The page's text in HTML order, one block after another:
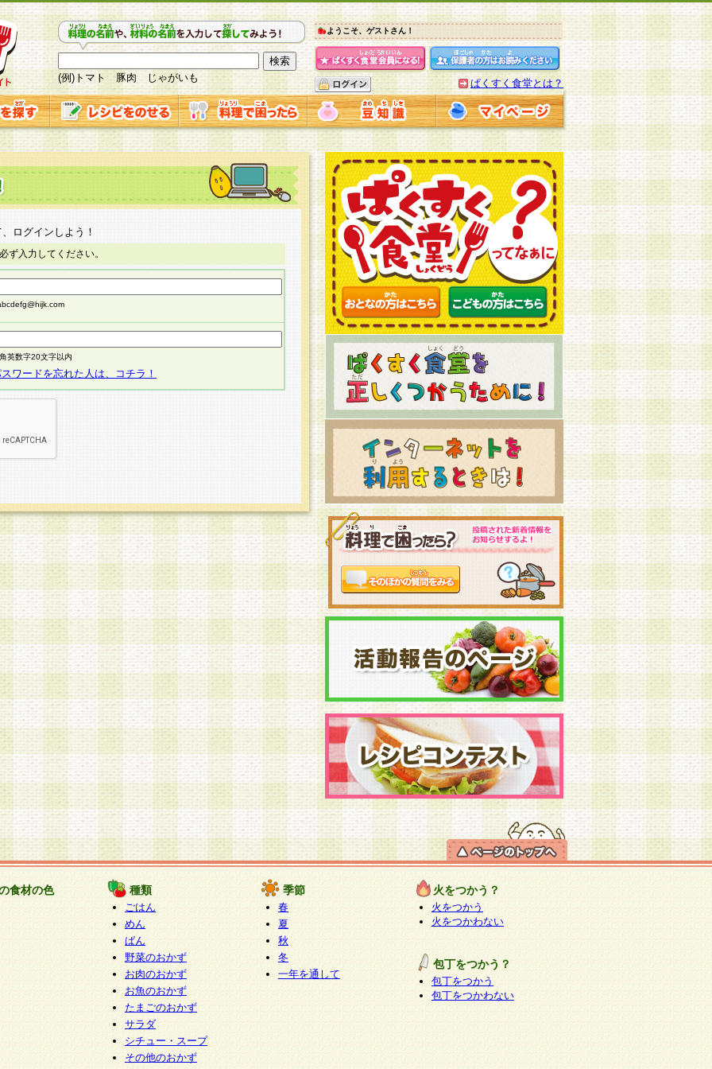
(例)トマト 豚肉 じゃがいも
ようこそ、ゲストさん！
ぱくすく食堂とは？
ログインしよう！
ず入力してください。
英数字20文字以内
ワードを忘れた人は、コチラ！
食材の色 種類
ごはん
めん
ぱん
野菜のおかず
お肉のおかず
お魚のおかず
たまごのおかず
サラダ
シチュー・スープ
その他のおかず
季節
春
夏
秋
冬
一年を通して
火をつかう？
火をつかう
火をつかわない
包丁をつかう？
包丁をつかう
包丁をつかわない